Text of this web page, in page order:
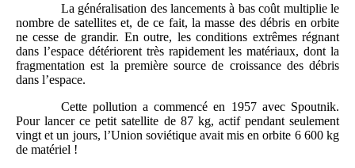
La généralisation des lancements à bas coût multiplie le
nombre de satellites et, de ce fait, la masse des débris en orbite
ne cesse de grandir. En outre, les conditions extrêmes régnant
dans l’espace détériorent très rapidement les matériaux, dont la
fragmentation est la première source de croissance des débris
dans l’espace.
Cette pollution a commencé en 1957 avec Spoutnik.
Pour lancer ce petit satellite de 87 kg, actif pendant seulement
vingt et un jours, l’Union soviétique avait mis en orbite 6 600 kg
de matériel !